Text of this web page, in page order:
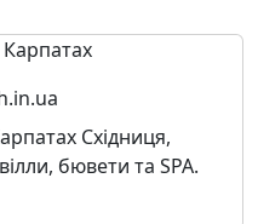
Східниця,
бювети та SPA.